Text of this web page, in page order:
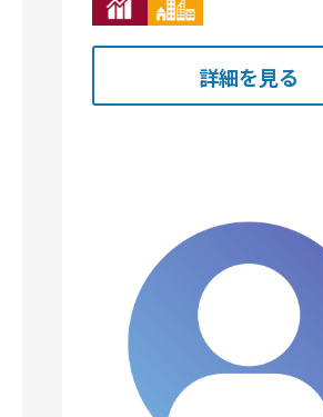
詳細を見る